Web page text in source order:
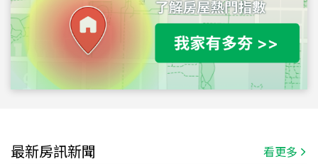
最新房訊新聞 看更多